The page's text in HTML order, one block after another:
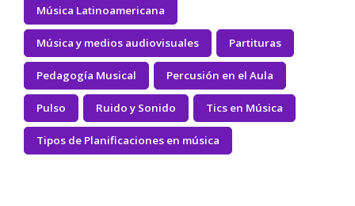
Música Latinoamericana
Música y medios audiovisuales Partituras
Pedagogía Musical Percusión en el Aula
Pulso Ruido y Sonido Tics en Música
Tipos de Planificaciones en música